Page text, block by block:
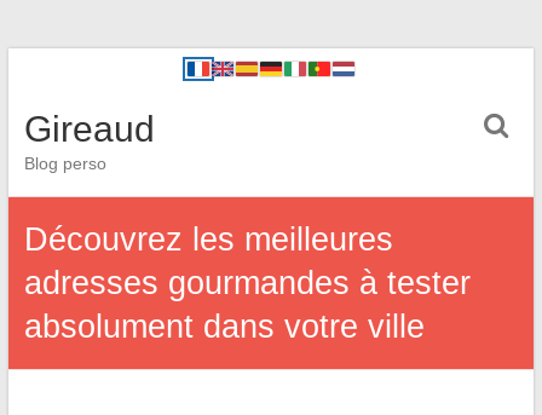
Gireaud
Blog perso
Découvrez les meilleures
adresses gourmandes à tester
absolument dans votre ville